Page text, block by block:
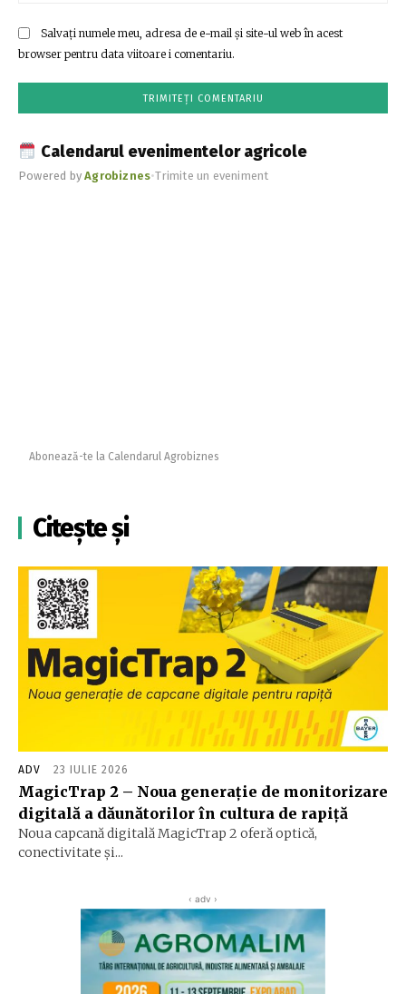
Salvați numele meu, adresa de e-mail și site-ul web în acest
browser pentru data viitoare i comentariu.
Calendarul evenimentelor agricole
Powered byAgrobiznes•Trimite un eveniment
Abonează-te la Calendarul Agrobiznes
Citește și
ADV 23 IULIE 2026
MagicTrap 2 – Noua generație de monitorizare
digitală a dăunătorilor în cultura de rapiță
Noua capcană digitală MagicTrap 2 oferă optică,
conectivitate și...
‹ adv ›